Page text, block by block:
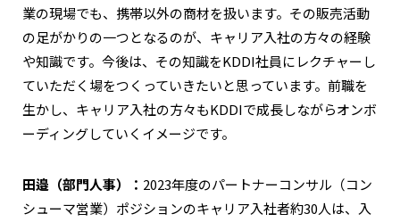
業の現場でも、携帯以外の商材を扱います。その販売活動
の足がかりの一つとなるのが、キャリア入社の方々の経験
や知識です。今後は、その知識をKDDI社員にレクチャーし
ていただく場をつくっていきたいと思っています。前職を
生かし、キャリア入社の方々もKDDIで成長しながらオンボ
ーディングしていくイメージです。
田邉（部門人事）： 2023年度のパートナーコンサル（コン
シューマ営業）ポジションのキャリア入社者約30人は、入